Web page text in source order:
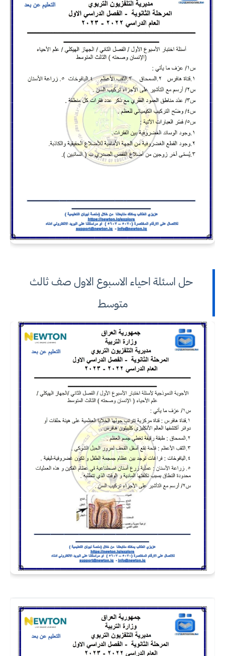
حل اسئلة احياء الاسبوع الاول صف ثالث
متوسط